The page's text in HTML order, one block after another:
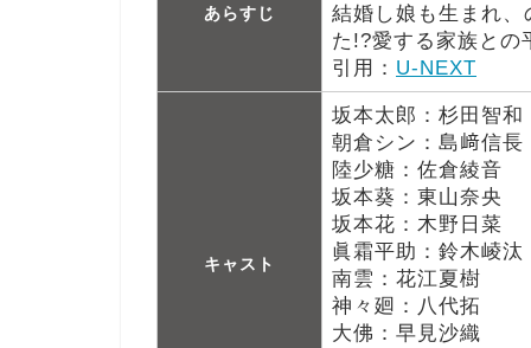
あらすじ
結婚し娘も生まれ
た!?愛する家族との
引用： U-NEXT
キャスト
坂本太郎：杉田智和
朝倉シン：島﨑信長
陸少糖：佐倉綾音
坂本葵：東山奈央
坂本花：木野日菜
眞霜平助：鈴木崚汰
南雲：花江夏樹
神々廻：八代拓
大佛：早見沙織